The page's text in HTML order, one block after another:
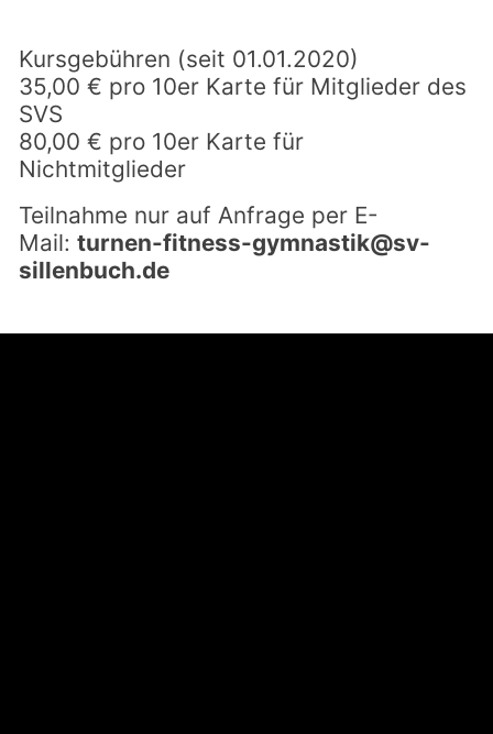
Kursgebühren (seit 01.01.2020)
35,00 € pro 10er Karte für Mitglieder des
SVS
80,00 € pro 10er Karte für
Nichtmitglieder
Teilnahme nur auf Anfrage per E-
Mail: turnen-fitness-gymnastik@sv-
sillenbuch.de